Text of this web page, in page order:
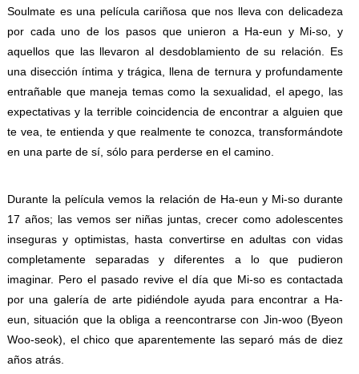
Soulmate es una película cariñosa que nos lleva con delicadeza
por cada uno de los pasos que unieron a Ha-eun y Mi-so, y
aquellos que las llevaron al desdoblamiento de su relación. Es
una disección íntima y trágica, llena de ternura y profundamente
entrañable que maneja temas como la sexualidad, el apego, las
expectativas y la terrible coincidencia de encontrar a alguien que
te vea, te entienda y que realmente te conozca, transformándote
en una parte de sí, sólo para perderse en el camino.
Durante la película vemos la relación de Ha-eun y Mi-so durante
17 años; las vemos ser niñas juntas, crecer como adolescentes
inseguras y optimistas, hasta convertirse en adultas con vidas
completamente separadas y diferentes a lo que pudieron
imaginar. Pero el pasado revive el día que Mi-so es contactada
por una galería de arte pidiéndole ayuda para encontrar a Ha-
eun, situación que la obliga a reencontrarse con Jin-woo (Byeon
Woo-seok), el chico que aparentemente las separó más de diez
años atrás.